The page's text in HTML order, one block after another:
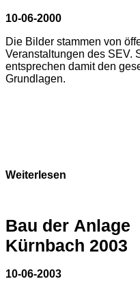
10-06-2000
Die Bilder stammen von
Veranstaltungen des SEV.
entsprechen damit den
Grundlagen.
Weiterlesen
Bau der Anlage
Kürnbach 2003
10-06-2003